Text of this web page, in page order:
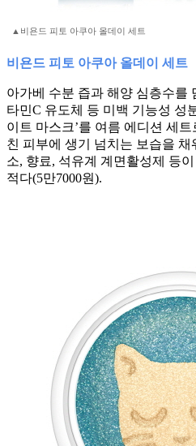
▲비욘드 피토 아쿠아 올데이 세트
비욘드 피토 아쿠아 올데이 세트
아가베 수분 즙과 해양 심층수를
타민C 유도체 등 미백 기능성 성
이트 마스크’를 여름 에디션 세
친 피부에 생기 넘치는 보습을
소, 향료, 석유계 계면활성제 등
적다(5만7000원).